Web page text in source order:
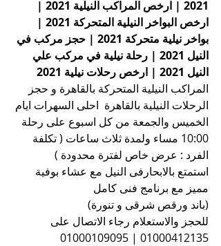
2021 | ارخص المراكب النيلية 2021 |
ارخص البواخر النيلية المتحركة 2021 |
بواخر نيلية متحركة 2021 | حجز مركب في
النيل 2021 | رحلة نيلية في مركب علي
النيل 2021 | ارخص رحلات نيلية 2021
المراكب النيلية المتحركة بالقاهرة و حجز
الرحلات النيلية بالقاهرة  احلى السهرات ايام
الخميس والجمعة من كل اسبوع على رحلة
10:00 مساء ولمدة ثلاث ساعات ( تكلفة
الفرد : عرض خاص لفترة محدودة )
استمتع بالابحارفى النيل مع عشاء بوفية
مميز مع برنامج فنى كامل
(باند ورقص شرقى و تنورة)
للحجز والاستعلام رجاء الاتصال على
01000412135 | 01000109095